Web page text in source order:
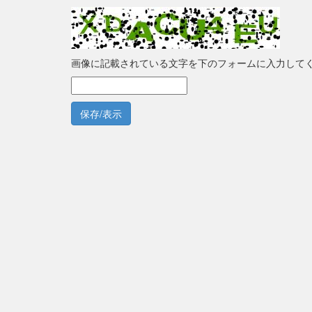
画像に記載されている文字を下のフォームに入力して
保存/表示